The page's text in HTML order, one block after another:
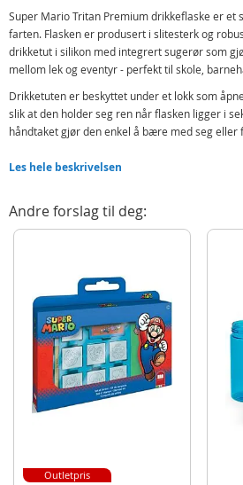
Super Mario Tritan Premium drikkeflaske er et
farten. Flasken er produsert i slitesterk og
drikketut i silikon med integrert sugerør som
mellom lek og eventyr - perfekt til skole,
Drikketuten er beskyttet under et lokk som
slik at den holder seg ren når flasken ligger i
håndtaket gjør den enkel å bære med seg eller
som brukes i drikkeprodukter. Materialet er
kan ikke knuses ved normal bruk og holder
tid - selv ved hyppig bruk.
Inneholder:
Super Mario drikkeflaske
Detaljer:
Materiale: Tritan
Volum: 480 ml
Alder: Fra 4 år
Produktdetaljer
Modell
Les hele beskrivelsen
Andre forslag til deg:
Outletpris